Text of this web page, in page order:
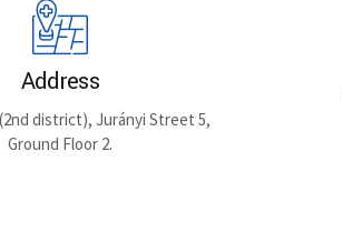
Address
district), Jurányi Street 5,
Ground Floor 2.